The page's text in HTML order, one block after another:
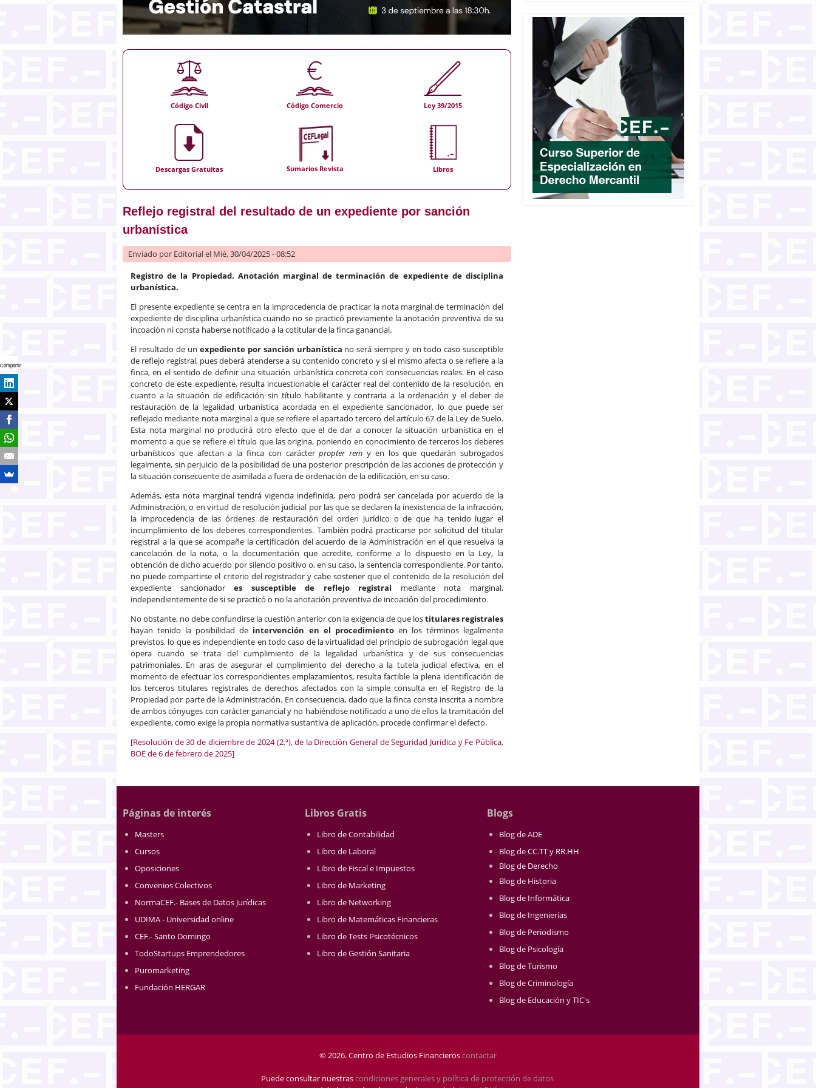
Código Civil Código Comercio Ley 39/2015
Descargas Gratuitas Sumarios Revista Libros
Reflejo registral del resultado de un expediente por sanción
urbanística
Enviado por Editorialel Mié, 30/04/2025 - 08:52
Registro de la Propiedad. Anotación marginal de terminación de expediente de disciplina
urbanística.
El presente expediente se centra en la improcedencia de practicar la nota marginal de terminación del
expediente de disciplina urbanística cuando no se practicó previamente la anotación preventiva de su
incoación ni consta haberse notificado a la cotitular de la finca ganancial.
El resultado de un expediente por sanción urbanística no será siempre y en todo caso susceptible
de reflejo registral, pues deberá atenderse a su contenido concreto y si el mismo afecta o se refiere a la
finca, en el sentido de definir una situación urbanística concreta con consecuencias reales. En el caso
concreto de este expediente, resulta incuestionable el carácter real del contenido de la resolución, en
cuanto a la situación de edificación sin título habilitante y contraria a la ordenación y el deber de
restauración de la legalidad urbanística acordada en el expediente sancionador, lo que puede ser
reflejado mediante nota marginal a que se refiere el apartado tercero del artículo 67 de la Ley de Suelo.
Esta nota marginal no producirá otro efecto que el de dar a conocer la situación urbanística en el
momento a que se refiere el título que las origina, poniendo en conocimiento de terceros los deberes
urbanísticos que afectan a la finca con carácterpropter rem y en los que quedarán subrogados
legalmente, sin perjuicio de la posibilidad de una posterior prescripción de las acciones de protección y
la situación consecuente de asimilada a fuera de ordenación de la edificación, en su caso.
Además, esta nota marginal tendrá vigencia indefinida, pero podrá ser cancelada por acuerdo de la
Administración, o en virtud de resolución judicial por las que se declaren la inexistencia de la infracción,
la improcedencia de las órdenes de restauración del orden jurídico o de que ha tenido lugar el
incumplimiento de los deberes correspondientes. También podrá practicarse por solicitud del titular
registral a la que se acompañe la certificación del acuerdo de la Administración en el que resuelva la
cancelación de la nota, o la documentación que acredite, conforme a lo dispuesto en la Ley, la
obtención de dicho acuerdo por silencio positivo o, en su caso, la sentencia correspondiente. Por tanto,
no puede compartirse el criterio del registrador y cabe sostener que el contenido de la resolución del
expediente sancionadores susceptible de reflejo registral mediante nota marginal,
independientemente de si se practicó o no la anotación preventiva de incoación del procedimiento.
No obstante, no debe confundirse la cuestión anterior con la exigencia de que lostitulares registrales
hayan tenido la posibilidad de intervención en el procedimientoen los términos legalmente
previstos, lo que es independiente en todo caso de la virtualidad del principio de subrogación legal que
opera cuando se trata del cumplimiento de la legalidad urbanística y de sus consecuencias
patrimoniales. En aras de asegurar el cumplimiento del derecho a la tutela judicial efectiva, en el
momento de efectuar los correspondientes emplazamientos, resulta factible la plena identificación de
los terceros titulares registrales de derechos afectados con la simple consulta en el Registro de la
Propiedad por parte de la Administración. En consecuencia, dado que la finca consta inscrita a nombre
de ambos cónyuges con carácter ganancial y no habiéndose notificado a uno de ellos la tramitación del
expediente, como exige la propia normativa sustantiva de aplicación, procede confirmar el defecto.
[Resolución de 30 de diciembre de 2024 (2.ª), de la Dirección General de Seguridad Jurídica y Fe Pública,
BOE de 6 de febrero de 2025]
Páginas de interés
Masters
Cursos
Oposiciones
Convenios Colectivos
NormaCEF.- Bases de Datos Jurídicas
UDIMA - Universidad online
CEF.- Santo Domingo
TodoStartups Emprendedores
Puromarketing
Fundación HERGAR
Libros Gratis
Libro de Contabilidad
Libro de Laboral
Libro de Fiscal e Impuestos
Libro de Marketing
Libro de Networking
Libro de Matemáticas Financieras
Libro de Tests Psicotécnicos
Libro de Gestión Sanitaria
Blogs
Blog de ADE
Blog de CC.TT y RR.HH
Blog de Derecho
Blog de Historia
Blog de Informática
Blog de Ingenierías
Blog de Periodismo
Blog de Psicología
Blog de Turismo
Blog de Criminología
Blog de Educación y TIC's
© 2026. Centro de Estudios Financieroscontactar
Puede consultar nuestrascondiciones generales y política de protección de datos.
Compartir